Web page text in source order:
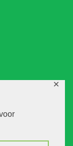
✕